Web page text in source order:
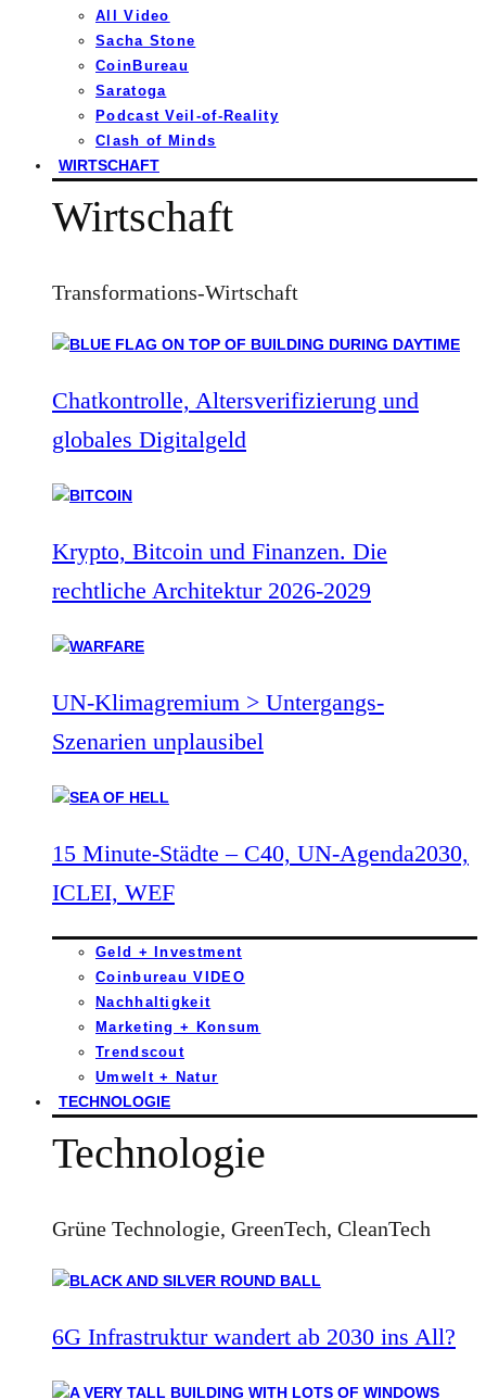
All Video
Sacha Stone
CoinBureau
Saratoga
Podcast Veil-of-Reality
Clash of Minds
WIRTSCHAFT
Wirtschaft
Transformations-Wirtschaft
Chatkontrolle, Altersverifizierung und
globales Digitalgeld
Krypto, Bitcoin und Finanzen. Die
rechtliche Architektur 2026-2029
UN-Klimagremium > Untergangs-
Szenarien unplausibel
15 Minute-Städte – C40, UN-Agenda2030,
ICLEI, WEF
Geld + Investment
Coinbureau VIDEO
Nachhaltigkeit
Marketing + Konsum
Trendscout
Umwelt + Natur
TECHNOLOGIE
Technologie
Grüne Technologie, GreenTech, CleanTech
6G Infrastruktur wandert ab 2030 ins All?